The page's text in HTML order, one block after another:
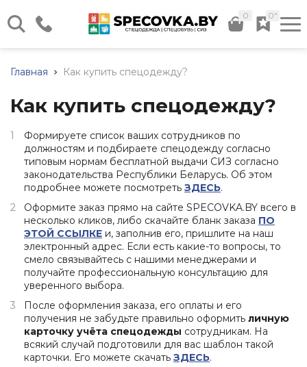
Пн - Чт: 08:30 - 17:00 Пт:
+375 (17) 320-41-40
+375 (44) 724-29-59
+375 (29) 566-24-36
+375 (44) 736-29-59
Заказать звонок
info@specovka.by
Все контакты
0 0"
Каталог нашей продукции
Весь каталог
Спецодежда
Летняя
спецодежда
Зимняя
спецодежда
Халаты
Трикотаж
Сигнальная
одежда
Влагозащитная
одежда
Обувь
рабочая
Летняя
обувь
Зимняя
обувь
Резиновые
сапоги
(ПВХ)
Обувь
для
защиты
от
Средства
индивидуальной
защиты
(СИЗ)
Средства
защиты
рук
Средства
глаз
Средства
защиты
головы
Прочие
товары
Хозяйственный
инвентарь
Бытовая
химия
Хозяйственные
Ткани
и
Доставка
Подбор
СИЗ
по
нормам
логотипа
Главная Как купить спецодежду?
Как купить спецодежду?
Формируете список ваших сотрудников по
должностям и подбираете спецодежду согласно
типовым нормам бесплатной выдачи СИЗ согласно
законодательства Республики Беларусь. Об этом
подробнее можете посмотреть ЗДЕСЬ.
Оформите заказ прямо на сайте SPECOVKA.BY всего в
несколько кликов, либо скачайте бланк заказа ПО
ЭТОЙ ССЫЛКЕ и, заполнив его, пришлите на наш
электронный адрес. Если есть какие-то вопросы, то
смело связывайтесь с нашими менеджерами и
получайте профессиональную консультацию для
уверенного выбора.
После оформления заказа, его оплаты и его
получения не забудьте правильно оформить личную
карточку учёта спецодежды сотрудникам. На
всякий случай подготовили для вас шаблон такой
карточки. Его можете скачать ЗДЕСЬ.